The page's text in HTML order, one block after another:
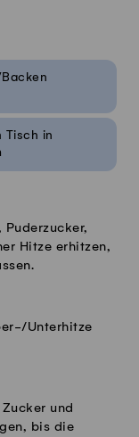
Tisch in
Hitze erhitzen,
Unterhitze
und
bis die